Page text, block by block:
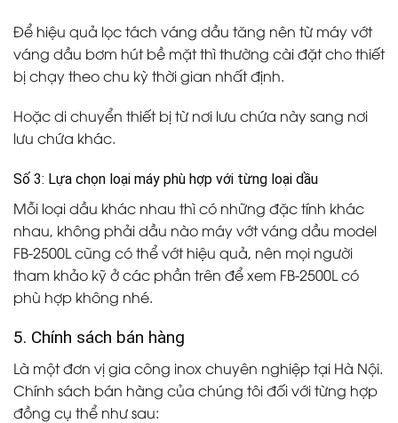
Để hiệu quả lọc tách váng dầu tăng nên từ máy vớt
váng dầu bơm hút bề mặt thì thường cài đặt cho thiết
bị chạy theo chu kỳ thời gian nhất định.
Hoặc di chuyển thiết bị từ nơi lưu chứa này sang nơi
lưu chứa khác.
Số 3: Lựa chọn loại máy phù hợp với từng loại dầu
Mỗi loại dầu khác nhau thì có những đặc tính khác
nhau, không phải dầu nào máy vớt váng dầu model
FB-2500L cũng có thể vớt hiệu quả, nên mọi người
tham khảo kỹ ở các phần trên để xem FB-2500L có
phù hợp không nhé.
5. Chính sách bán hàng
Là một đơn vị gia công inox chuyên nghiệp tại Hà Nội.
Chính sách bán hàng của chúng tôi đối với từng hợp
đồng cụ thể như sau: